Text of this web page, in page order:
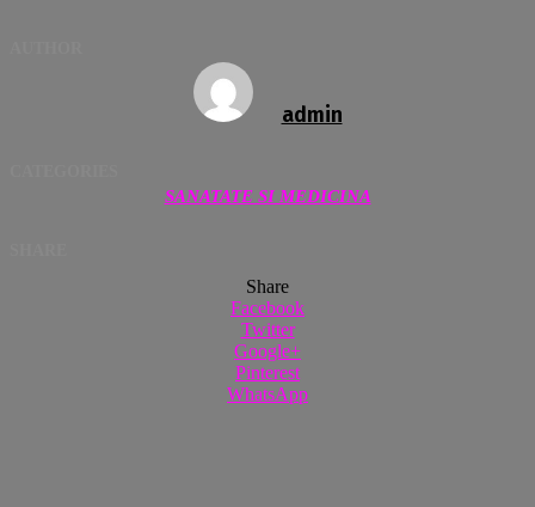
admin
SANATATE SI MEDICINA
Share
Facebook
Twitter
Google+
Pinterest
WhatsApp